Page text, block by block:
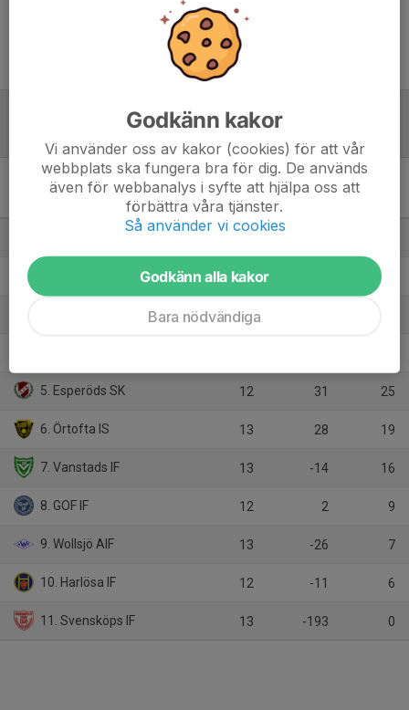
Division 6 Herr Mellersta
M
13 32
12
5. Esperöds SK 12 31 25
6. Örtofta IS 13 28 19
7. Vanstads IF 13 -14 16
8. GOF IF 12 2 9
9. Wollsjö AIF 13 -26 7
10. Harlösa IF 12 -11 6
11. Svensköps IF 13 -193 0
Godkänn kakor
Vi använder oss av kakor (cookies) för att vår
webbplats ska fungera bra för dig. De används
även för webbanalys i syfte att hjälpa oss att
förbättra våra tjänster.
Så använder vi cookies
Godkänn alla kakor
Bara nödvändiga